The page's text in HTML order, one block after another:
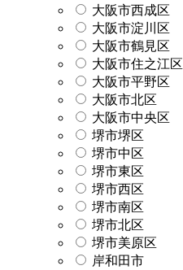
大阪市西成区
大阪市淀川区
大阪市鶴見区
大阪市住之江区
大阪市平野区
大阪市北区
大阪市中央区
堺市堺区
堺市中区
堺市東区
堺市西区
堺市南区
堺市北区
堺市美原区
岸和田市